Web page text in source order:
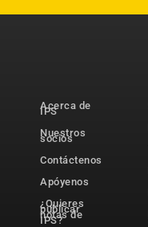
Acerca de
IPS
Nuestros
socios
Contáctenos
Apóyenos
¿Quieres
publicar
notas de
IPS?